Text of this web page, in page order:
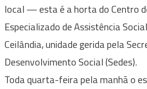
local — esta é a horta do Centro
Especializado de Assistência
Ceilândia, unidade gerida pela
Desenvolvimento Social (Sedes).
Toda quarta-feira pela manhã o